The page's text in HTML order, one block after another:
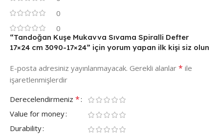
0
0
“Tandoğan Kuşe Mukavva Sıvama Spiralli Defter
17×24 cm 3090-17×24” için yorum yapan ilk kişi siz olun
E-posta adresiniz yayınlanmayacak. Gerekli alanlar * ile
işaretlenmişlerdir
Derecelendirmeniz *
Value for money
Durability